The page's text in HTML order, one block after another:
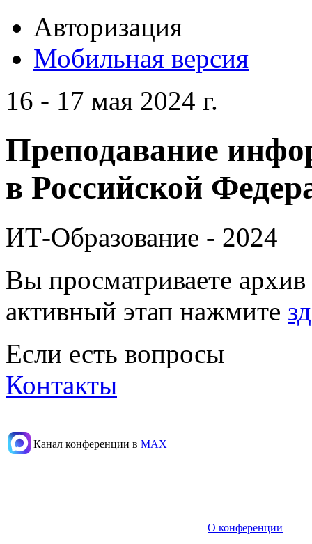
Авторизация
Мобильная версия
16 - 17 мая 2024 г.
Преподавание
в Российской
ИТ-Образование - 2024
Вы просматриваете
активный этап нажмите
Если есть вопросы
Контакты
Канал конференции в МАХ
О конференции